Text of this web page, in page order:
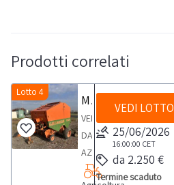
Prodotti correlati
Lotto 4
Motopressa Gallignani
VENDITA
DA
AZIENDA
ATTIVAMotopressa
VEDI LOTTO
25/06/2026
16:00:00 CET
da 2.250 €
Termine scaduto